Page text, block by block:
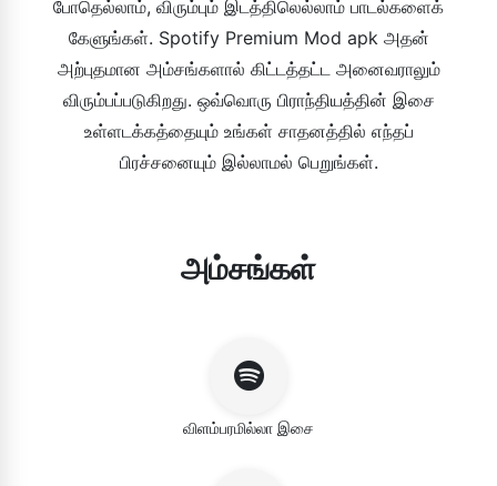
போதெல்லாம், விரும்பும் இடத்திலெல்லாம் பாடல்களைக்
கேளுங்கள். Spotify Premium Mod apk அதன்
அற்புதமான அம்சங்களால் கிட்டத்தட்ட அனைவராலும்
விரும்பப்படுகிறது. ஒவ்வொரு பிராந்தியத்தின் இசை
உள்ளடக்கத்தையும் உங்கள் சாதனத்தில் எந்தப்
பிரச்சனையும் இல்லாமல் பெறுங்கள்.
அம்சங்கள்
விளம்பரமில்லா இசை